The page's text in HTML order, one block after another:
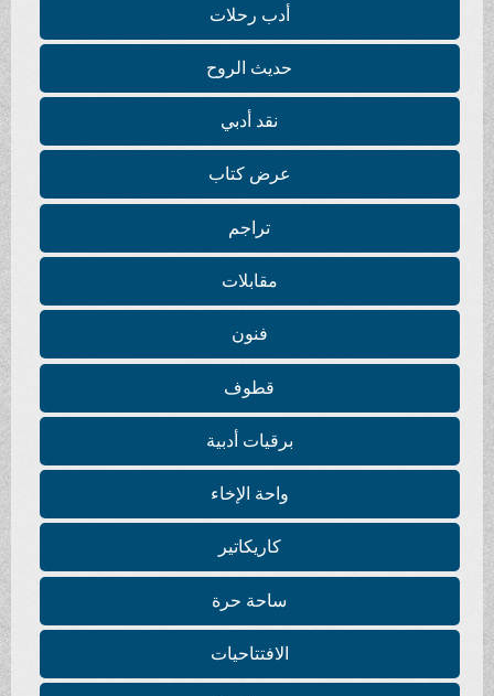
أدب رحلات
حديث الروح
نقد أدبي
عرض كتاب
تراجم
مقابلات
فنون
قطوف
برقيات أدبية
واحة الإخاء
كاريكاتير
ساحة حرة
الافتتاحيات